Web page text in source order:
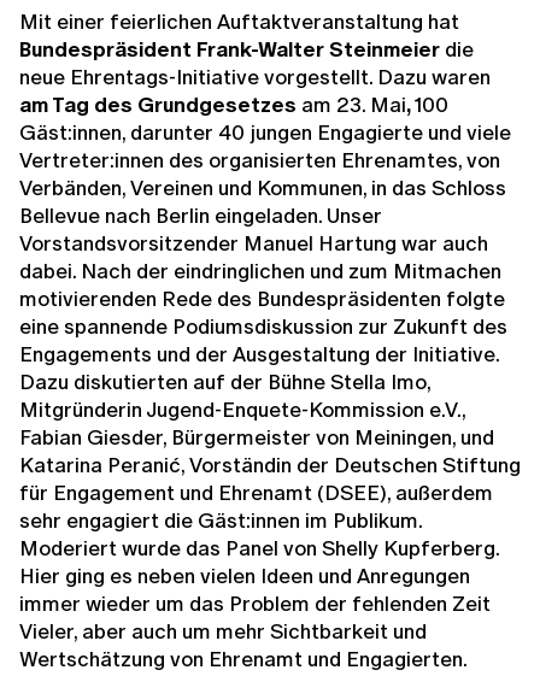
Mit einer feierlichen Auftaktveranstaltung hat
Bundespräsident Frank-Walter Steinmeier die
neue Ehrentags-Initiative vorgestellt. Dazu waren
am Tag des Grundgesetzes am 23. Mai,100
Gäst:innen, darunter 40 jungen Engagierte und viele
Vertreter:innen des organisierten Ehrenamtes, von
Verbänden, Vereinen und Kommunen, in das Schloss
Bellevue nach Berlin eingeladen. Unser
Vorstandsvorsitzender Manuel Hartung war auch
dabei. Nach der eindringlichen und zum Mitmachen
motivierenden Rede des Bundespräsidenten folgte
eine spannende Podiumsdiskussion zur Zukunft des
Engagements und der Ausgestaltung der Initiative.
Dazu diskutierten auf der Bühne Stella Imo,
Mitgründerin Jugend-Enquete-Kommission e.V.,
Fabian Giesder, Bürgermeister von Meiningen, und
Katarina Peranić, Vorständin der Deutschen Stiftung
für Engagement und Ehrenamt (DSEE), außerdem
sehr engagiert die Gäst:innen im Publikum.
Moderiert wurde das Panel von Shelly Kupferberg.
Hier ging es neben vielen Ideen und Anregungen
immer wieder um das Problem der fehlenden Zeit
Vieler, aber auch um mehr Sichtbarkeit und
Wertschätzung von Ehrenamt und Engagierten.